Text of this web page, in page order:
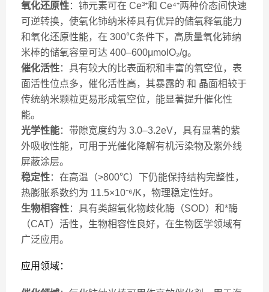
氧化还原性：铈元素可在 Ce³⁺和 Ce⁴⁺两种价态间快速
可逆转换，使氧化铈纳米棒具有优异的储氧释氧能力
和氧化还原性能，在 300℃条件下，高质量氧化铈纳
米棒的储氧容量可达 400–600μmolO₂/g。
催化活性：具有较大的比表面积和丰富的氧空位，表
面活性位点多，催化活性高，其暴露的 和 晶面相较于
传统纳米颗粒更易形成氧空位，能显著提升催化性
能。
光学性能：带隙宽度约为 3.0–3.2eV，具有显著的紫
外吸收性能，可用于光催化降解有机污染物及紫外线
屏蔽涂层。
稳定性：在高温（>800℃）下仍能保持结构完整性，
热膨胀系数约为 11.5×10⁻⁶/K，物理稳定性好。
生物相容性：具有类超氧化物歧化酶（SOD）和*酶
（CAT）活性，生物相容性良好，在生物医学领域有
广泛应用。
应用领域：